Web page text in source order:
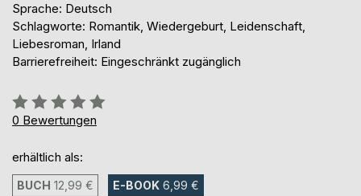
Sprache: Deutsch
Schlagworte: Romantik, Wiedergeburt, Leidenschaft,
Liebesroman, Irland
Barrierefreiheit: Eingeschränkt zugänglich
Bewertung::
0%
0 Bewertungen
erhältlich als:
BUCH 12,99 € E-BOOK 6,99 €